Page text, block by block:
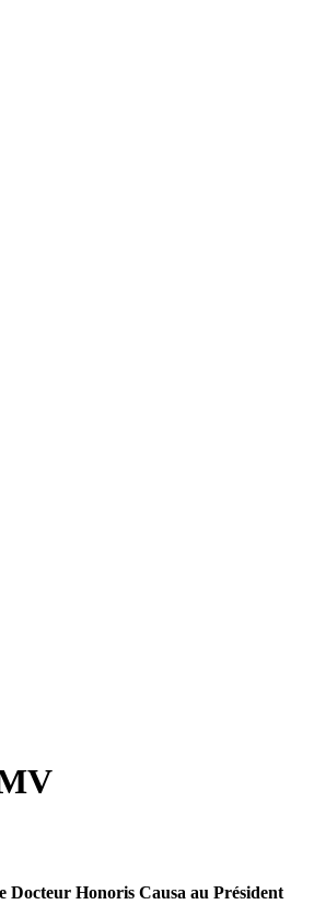
Docteur Honoris Causa au Président